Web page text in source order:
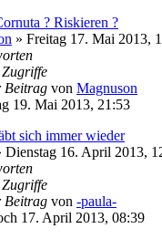
? Riskieren ?
» Freitag 17. Mai 2013,
Zugriffe
Beitrag von Magnuson
19. Mai 2013, 21:53
sich immer wieder
Dienstag 16. April 2013,
Zugriffe
Beitrag von -paula-
17. April 2013, 08:39